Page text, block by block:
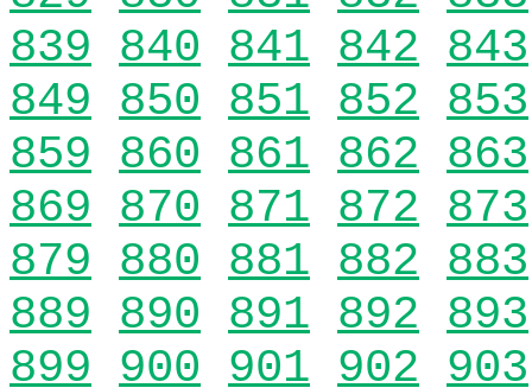
839 840 841 842 843
849 850 851 852 853
859 860 861 862 863
869 870 871 872 873
879 880 881 882 883
889 890 891 892 893
899 900 901 902 903